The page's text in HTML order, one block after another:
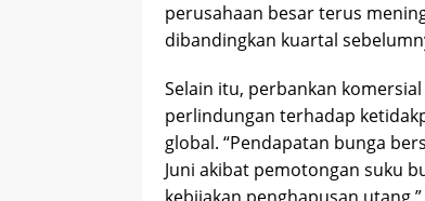
perusahaan besar terus
dibandingkan kuartal
Selain itu, perbankan
perlindungan terhadap
global. “Pendapatan bunga
Juni akibat pemotongan suku